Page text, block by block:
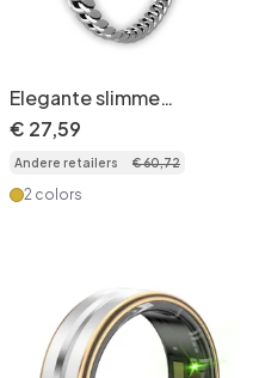
Elegante slimme
armband met
activiteitstracker -
hartslag- en
slaapmeting
€ 27,59
Andere retailers €60,72
2 colors